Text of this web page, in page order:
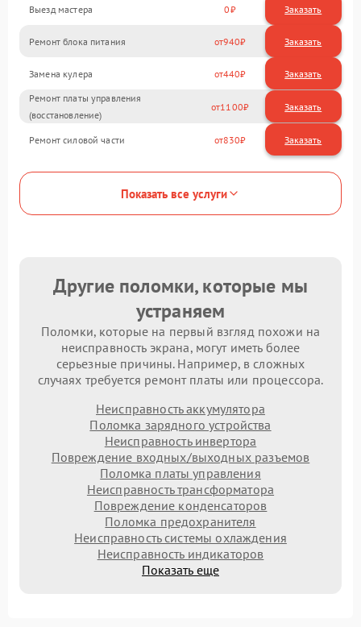
Выезд мастера 0 Заказать
Ремонт блока питания 940
Замена кулера 440
Ремонт платы управления
(восстановление)
1100
Ремонт силовой части 830
Показать все услуги
Другие поломки, которые мы
устраняем
Поломки, которые на первый взгляд похожи на
неисправность экрана, могут иметь более
серьезные причины. Например, в сложных
случаях требуется ремонт платы или процессора.
Неисправность аккумулятора
Поломка зарядного устройства
Неисправность инвертора
Повреждение входных/выходных разъемов
Поломка платы управления
Неисправность трансформатора
Повреждение конденсаторов
Поломка предохранителя
Неисправность системы охлаждения
Неисправность индикаторов
Показать еще